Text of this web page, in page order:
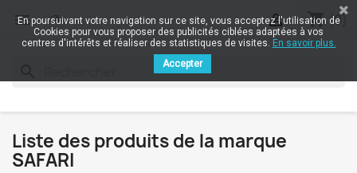
 shopping_cart (0)

Liste des produits de la marque
SAFARI
En poursuivant votre navigation sur ce site, vous acceptez l'utilisation de
Cookies pour vous proposer des publicités ciblées adaptées à vos
centres d'intérêts et réaliser des statistiques de visites. En savoir plus.
Accepter